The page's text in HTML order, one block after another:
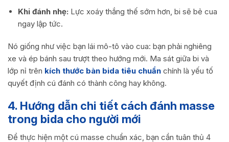
Khi đánh nhẹ: Lực xoáy thắng thế sớm hơn, bi sẽ bẻ cua
ngay lập tức.
Nó giống như việc bạn lái mô-tô vào cua: bạn phải nghiêng
xe và ép bánh sau trượt theo hướng mới. Ma sát giữa bi và
lớp nỉ trên kích thước bàn bida tiêu chuẩn chính là yếu tố
quyết định cú đánh có thành công hay không.
4. Hướng dẫn chi tiết cách đánh masse
trong bida cho người mới
Để thực hiện một cú masse chuẩn xác, bạn cần tuân thủ 4